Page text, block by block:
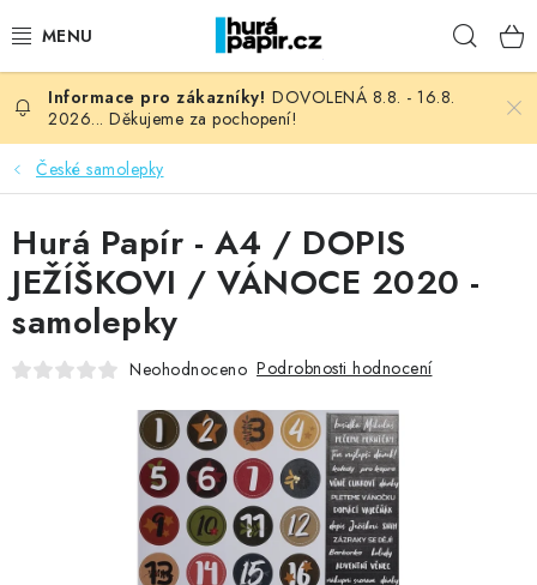
na
NOVINKY
HURÁ DÍLNA
VŠECHNO ZBOŽÍ
KNIHAŘSKÝ MATERIÁL
FOTORECENZE
MOJE OBJEDNÁVKA
DOVOLENÁ 8.8. - 16.8.
2026... Děkujeme za pochopení!
České samolepky
Hurá Papír - A4 / DOPIS
JEŽÍŠKOVI / VÁNOCE 2020 -
samolepky
Neohodnoceno Podrobnosti hodnocení